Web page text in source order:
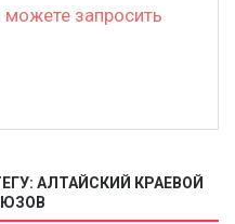
можете запросить
АЛТАЙСКИЙ КРАЕВОЙ